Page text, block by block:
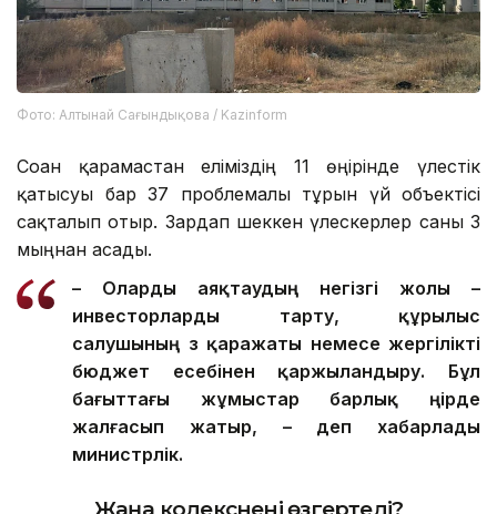
Фото: Алтынай Сағындықова / Kazinform
Соған қарамастан еліміздің 11 өңірінде үлестік
қатысуы бар 37 проблемалы тұрғын үй объектісі
сақталып отыр. Зардап шеккен үлескерлер саны 3
мыңнан асады.
– Оларды аяқтаудың негізгі жолы –
инвесторларды тарту, құрылыс
салушының өз қаражаты немесе жергілікті
бюджет есебінен қаржыландыру. Бұл
бағыттағы жұмыстар барлық өңірде
жалғасып жатыр, – деп хабарлады
министрлік.